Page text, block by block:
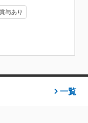
賞与あり
一覧